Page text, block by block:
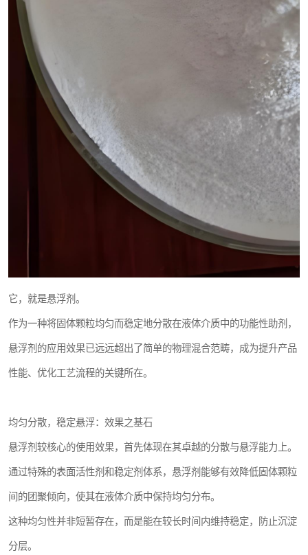
它，就是悬浮剂。
作为一种将固体颗粒均匀而稳定地分散在液体介质中的功能性助剂，
悬浮剂的应用效果已远远超出了简单的物理混合范畴，成为提升产品
性能、优化工艺流程的关键所在。
均匀分散，稳定悬浮：效果之基石
悬浮剂较核心的使用效果，首先体现在其卓越的分散与悬浮能力上。
通过特殊的表面活性剂和稳定剂体系，悬浮剂能够有效降低固体颗粒
间的团聚倾向，使其在液体介质中保持均匀分布。
这种均匀性并非短暂存在，而是能在较长时间内维持稳定，防止沉淀
分层。